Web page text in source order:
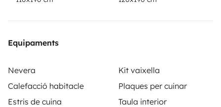
Equipaments
Nevera
Kit vaixella
Calefacció habitacle
Plaques per cuinar
Estris de cuina
Taula interior